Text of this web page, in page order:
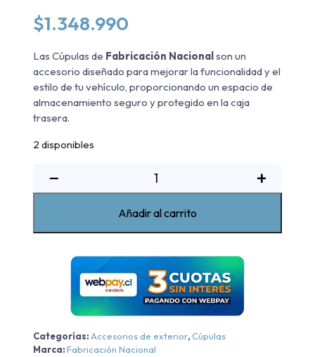
$1.348.990
Las Cúpulas de Fabricación Nacionalson un
accesorio diseñado para mejorar la funcionalidad y el
estilo de tu vehículo, proporcionando un espacio de
almacenamiento seguro y protegido en la caja
trasera.
2 disponibles
−
2024
cantidad
+
Añadir al carrito
Categorías:Accesorios de exterior,Cúpulas
Marca:Fabricación Nacional